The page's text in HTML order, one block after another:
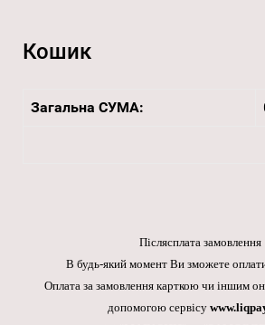
Кошик
Загальна СУМА:
Післясплата замовлення
В будь-який момент Ви зможете
Оплата за замовлення карткою чи іншим
допомогою сервісу